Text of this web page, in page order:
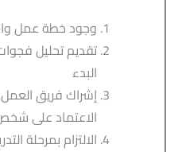
وجود خطة عمل
تقديم تحليل
البدء
إشراك فريق
الاعتماد على
الالتزام بمرحلة